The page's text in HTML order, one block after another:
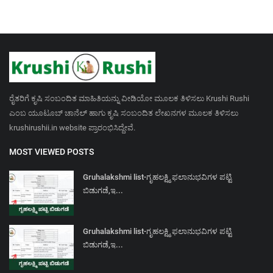
ರೈತರಿಗೆ ಕೃಷಿ ಸಂಬಂದಿತ ಮಾಹಿತಿಯನ್ನು ವೀಡಿಯೋ ಮೂಲಕ ತಿಳಿಸಲು Krushi Rushi
ಎಂಬ ಯೂಟೂಬ್ ಚಾನೆಲ್ ಹಾಗು ಕೃಷಿ ಸಂಬಂದಿತ ಲೇಖನಗಳ ಮೂಲಕ ತಿಳಿಸಲು
krushirushii.in website ಪ್ರಾರಂಭಿಸಿದ್ದೇವೆ.
MOST VIEWED POSTS
Gruhalakshmi list-ಗೃಹಲಕ್ಷ್ಮಿ ಫಲಾನುಭವಿಗಳ ಪಟ್ಟಿ
ಬಿಡುಗಡೆ,ಇ...
Gruhalakshmi list-ಗೃಹಲಕ್ಷ್ಮಿ ಫಲಾನುಭವಿಗಳ ಪಟ್ಟಿ
ಬಿಡುಗಡೆ,ಇ...